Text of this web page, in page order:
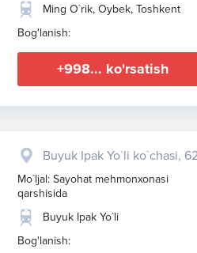
Ming O`rik, Oybek, Toshkent
Bog'lanish:
+998... ko'rsatish
Buyuk Ipak Yo`li ko`chasi,
Mo`ljal: Sayohat mehmonxonasi
qarshisida
Buyuk Ipak Yo`li
Bog'lanish: